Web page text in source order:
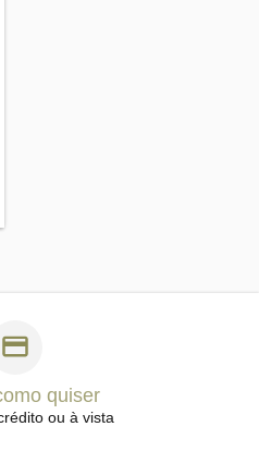
quiser
ou à vista